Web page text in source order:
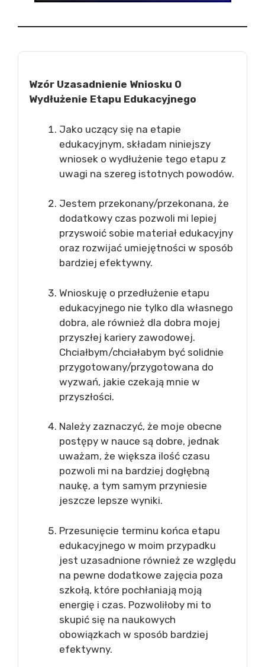
Wzór Uzasadnienie Wniosku O
Wydłużenie Etapu Edukacyjnego
Jako uczący się na etapie
edukacyjnym, składam niniejszy
wniosek o wydłużenie tego etapu z
uwagi na szereg istotnych powodów.
Jestem przekonany/przekonana, że
dodatkowy czas pozwoli mi lepiej
przyswoić sobie materiał edukacyjny
oraz rozwijać umiejętności w sposób
bardziej efektywny.
Wnioskuję o przedłużenie etapu
edukacyjnego nie tylko dla własnego
dobra, ale również dla dobra mojej
przyszłej kariery zawodowej.
Chciałbym/chciałabym być solidnie
przygotowany/przygotowana do
wyzwań, jakie czekają mnie w
przyszłości.
Należy zaznaczyć, że moje obecne
postępy w nauce są dobre, jednak
uważam, że większa ilość czasu
pozwoli mi na bardziej dogłębną
naukę, a tym samym przyniesie
jeszcze lepsze wyniki.
Przesunięcie terminu końca etapu
edukacyjnego w moim przypadku
jest uzasadnione również ze względu
na pewne dodatkowe zajęcia poza
szkołą, które pochłaniają moją
energię i czas. Pozwoliłoby mi to
skupić się na naukowych
obowiązkach w sposób bardziej
efektywny.